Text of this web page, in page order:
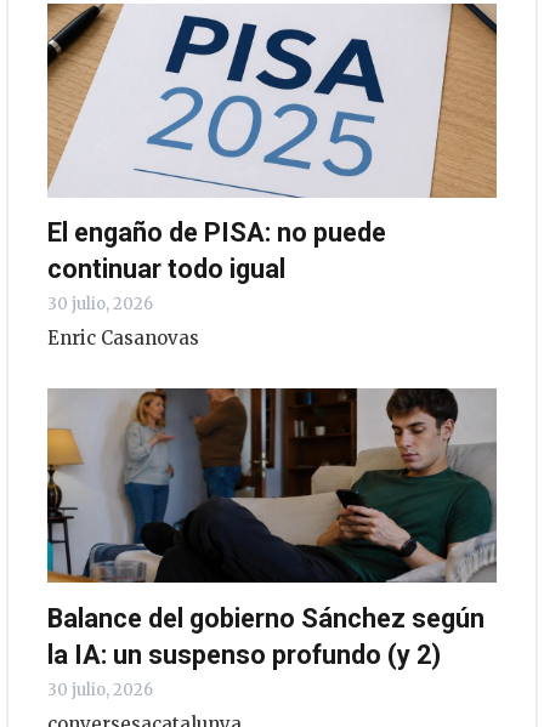
El engaño de PISA: no puede
continuar todo igual
30 julio, 2026
Enric Casanovas
Balance del gobierno Sánchez según
la IA: un suspenso profundo (y 2)
30 julio, 2026